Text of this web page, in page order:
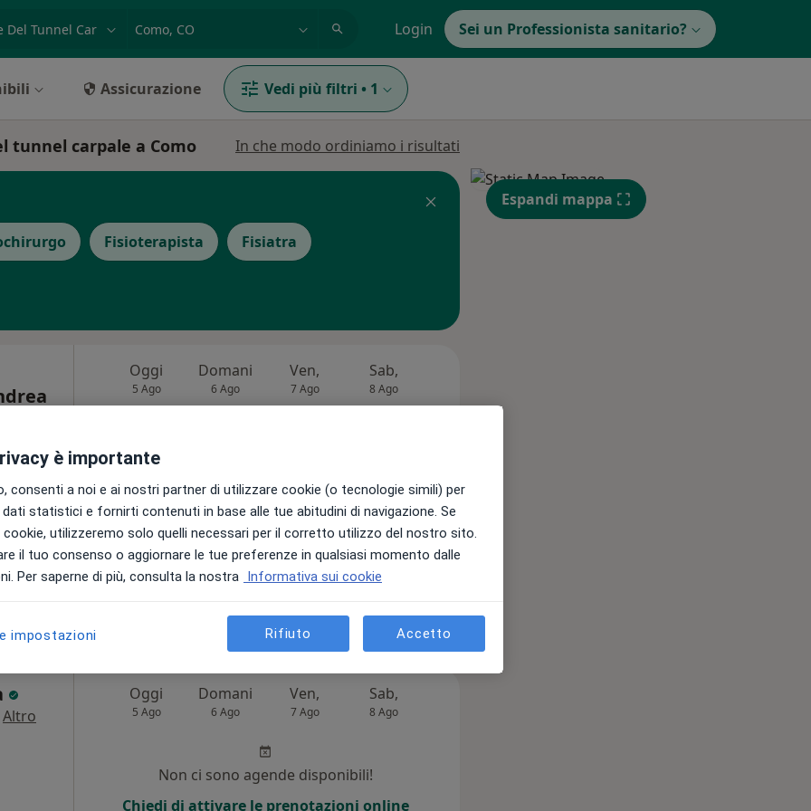
Login Sei un Professionista sanitario?
Assicurazione Vedi più filtri • 1
tunnel carpale a Como In che modo ordiniamo i risultati
Fisioterapista Fisiatra
Oggi
5 Ago
Domani
6 Ago
Ven,
7 Ago
Sab,
8 Ago
Non ci sono agende disponibili!
Chiedi di attivare le prenotazioni online
Altro
Oggi
5 Ago
Domani
6 Ago
Ven,
7 Ago
Sab,
8 Ago
Non ci sono agende disponibili!
Chiedi di attivare le prenotazioni online
Espandi mappa
è importante
consenti a noi e ai nostri partner di utilizzare cookie (o tecnologie simili) per
statistici e fornirti contenuti in base alle tue abitudini di navigazione. Se
utilizzeremo solo quelli necessari per il corretto utilizzo del nostro sito.
il tuo consenso o aggiornare le tue preferenze in qualsiasi momento dalle
Per saperne di più, consulta la nostra Informativa sui cookie
impostazioni Rifiuto Accetto